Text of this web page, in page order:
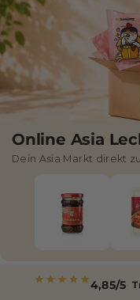
A
O
–
s
i
a
h
Online Asia
Dein Asia Markt direkt
4,85/5